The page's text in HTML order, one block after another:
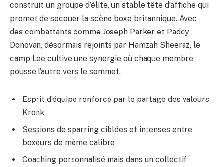
construit un groupe d’élite, un stable tête d’affiche qui
promet de secouer la scène boxe britannique. Avec
des combattants comme Joseph Parker et Paddy
Donovan, désormais rejoints par Hamzah Sheeraz, le
camp Lee cultive une synergie où chaque membre
pousse l’autre vers le sommet.
Esprit d’équipe renforcé par le partage des valeurs
Kronk
Sessions de sparring ciblées et intenses entre
boxeurs de même calibre
Coaching personnalisé mais dans un collectif